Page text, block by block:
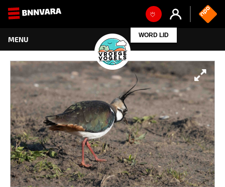
WORD LID